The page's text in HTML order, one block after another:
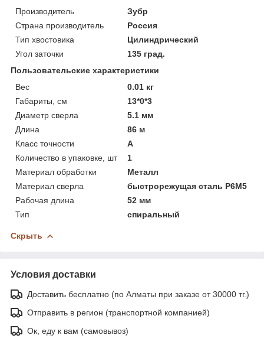
Производитель
Зубр
Страна производитель
Россия
Тип хвостовика
Цилиндрический
Угол заточки
135 град.
Пользовательские характеристики
Вес
0.01 кг
Габариты, см
13*0*3
Диаметр сверла
5.1 мм
Длина
86 м
Класс точности
А
Количество в упаковке, шт
1
Материал обработки
Металл
Материал сверла
быстрорежущая сталь Р6М5
Рабочая длина
52 мм
Тип
спиральный
Скрыть
Условия доставки
Доставить бесплатно (по Алматы при заказе от 30000 тг.)
Отправить в регион (транспортной компанией)
Ок, еду к вам (самовывоз)